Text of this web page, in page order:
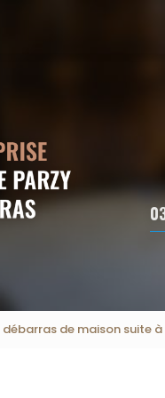
débarras de maison suite